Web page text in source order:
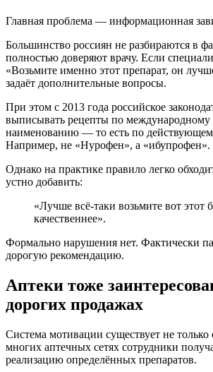
Главная проблема — информационная
Большинство россиян не разбираются в
полностью доверяют врачу. Если
«Возьмите именно этот препарат, он
задаёт дополнительные вопросы.
При этом с 2013 года российское
выписывать рецепты по международному
наименованию — то есть по
Например, не «Нурофен», а «ибупрофен».
Однако на практике правило легко
устно добавить:
«Лучше всё-таки возьмите вот этот
качественнее».
Формально нарушения нет. Фактически
дорогую рекомендацию.
Аптеки тоже
дорогих продажах
Система мотивации существует не только
многих аптечных сетях сотрудники
реализацию определённых препаратов.